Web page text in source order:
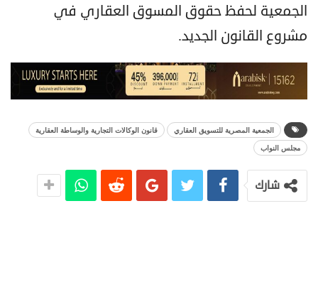
الجمعية لحفظ حقوق المسوق العقاري في
مشروع القانون الجديد.
الجمعية المصرية للتسويق العقاري
قانون الوكالات التجارية والوساطة العقارية
مجلس النواب
شارك